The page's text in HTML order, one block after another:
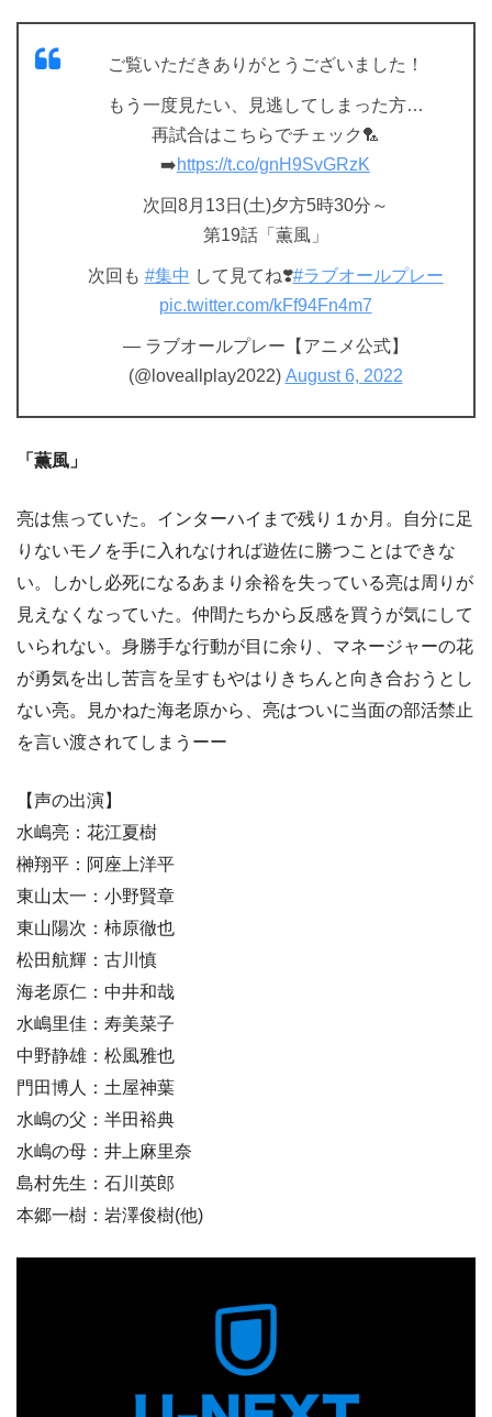
ご覧いただきありがとうございました！
もう一度見たい、見逃してしまった方…
再試合はこちらでチェック🏸
➡️https://t.co/gnH9SvGRzK
次回8月13日(土)夕方5時30分～
第19話「薫風」
次回も #集中 して見てね❣️#ラブオールプレー
pic.twitter.com/kFf94Fn4m7
— ラブオールプレー【アニメ公式】
(@loveallplay2022) August 6, 2022
「薫風」
亮は焦っていた。インターハイまで残り１か月。自分に足
りないモノを手に入れなければ遊佐に勝つことはできな
い。しかし必死になるあまり余裕を失っている亮は周りが
見えなくなっていた。仲間たちから反感を買うが気にして
いられない。身勝手な行動が目に余り、マネージャーの花
が勇気を出し苦言を呈すもやはりきちんと向き合おうとし
ない亮。見かねた海老原から、亮はついに当面の部活禁止
を言い渡されてしまうーー
【声の出演】
水嶋亮：花江夏樹
榊翔平：阿座上洋平
東山太一：小野賢章
東山陽次：柿原徹也
松田航輝：古川慎
海老原仁：中井和哉
水嶋里佳：寿美菜子
中野静雄：松風雅也
門田博人：土屋神葉
水嶋の父：半田裕典
水嶋の母：井上麻里奈
島村先生：石川英郎
本郷一樹：岩澤俊樹(他)